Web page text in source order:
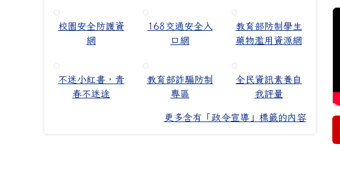
校園安全防護資
網
168交通安全入
口網
教育部防制學生
藥物濫用資源網
不迷小紅書，青
春不迷途
教育部詐騙防制
專區
全民資訊素養自
我評量
更多含有「政令宣導」標籤的內容